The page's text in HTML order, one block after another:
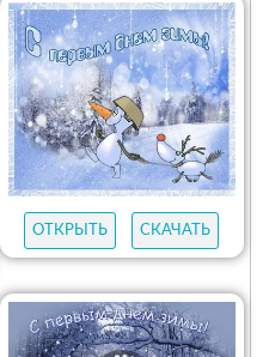
ОТКРЫТЬ СКАЧАТЬ